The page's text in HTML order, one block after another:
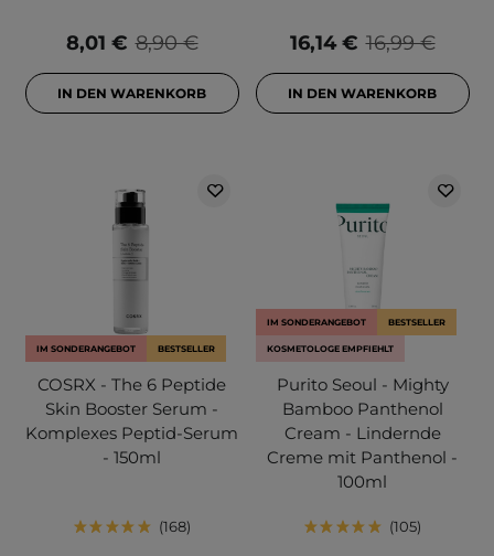
8,90 €
8,01 €
IN DEN WARENKORB
16,99 €
16,14 €
IN DEN WARENKORB
IM SONDERANGEBOT BESTSELLER
COSRX - The 6 Peptide
Skin Booster Serum -
Komplexes Peptid-Serum
- 150ml
168
IM SONDERANGEBOT BESTSELLER
KOSMETOLOGE EMPFIEHLT
Purito Seoul - Mighty
Bamboo Panthenol
Cream - Lindernde
Creme mit Panthenol -
100ml
105